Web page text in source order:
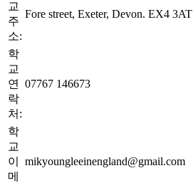
교
주
소:
Fore street, Exeter, Devon. EX4 3AT
학
교
연
락
처:
07767 146673
학
교
이
메
mikyoungleeinengland@gmail.com